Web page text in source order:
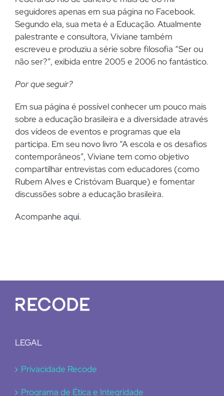
seguidores apenas em sua página no Facebook.
Segundo ela, sua meta é a Educação. Atualmente
palestrante e consultora, Viviane também
escreveu e produziu a série sobre filosofia “Ser ou
não ser?”, exibida entre 2005 e 2006 no fantástico.
Por que seguir?
Em sua página é possível conhecer um pouco mais
sobre a educação brasileira e a diversidade através
dos vídeos de eventos e programas que ela
participa. Em seu novo livro “A escola e os desafios
contemporâneos”, Viviane tem como objetivo
compartilhar entrevistas com educadores (como
Rubem Alves e Cristóvam Buarque) e fomentar
discussões sobre a educação brasileira.
Acompanhe aqui.
LEGAL
Privacidade Recode
Programa de Ética e Integridade